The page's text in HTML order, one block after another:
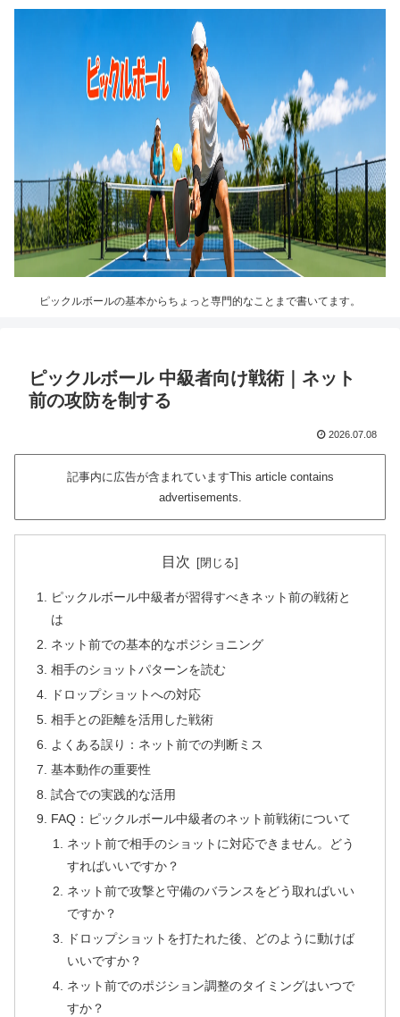
ピックルボールの基本からちょっと専門的なことまで書いてます。
ピックルボール 中級者向け戦術｜ネット
前の攻防を制する
2026.07.08
記事内に広告が含まれていますThis article contains
advertisements.
目次
ピックルボール中級者が習得すべきネット前の戦術と
は
ネット前での基本的なポジショニング
相手のショットパターンを読む
ドロップショットへの対応
相手との距離を活用した戦術
よくある誤り：ネット前での判断ミス
基本動作の重要性
試合での実践的な活用
FAQ：ピックルボール中級者のネット前戦術について
ネット前で相手のショットに対応できません。どう
すればいいですか？
ネット前で攻撃と守備のバランスをどう取ればいい
ですか？
ドロップショットを打たれた後、どのように動けば
いいですか？
ネット前でのポジション調整のタイミングはいつで
すか？